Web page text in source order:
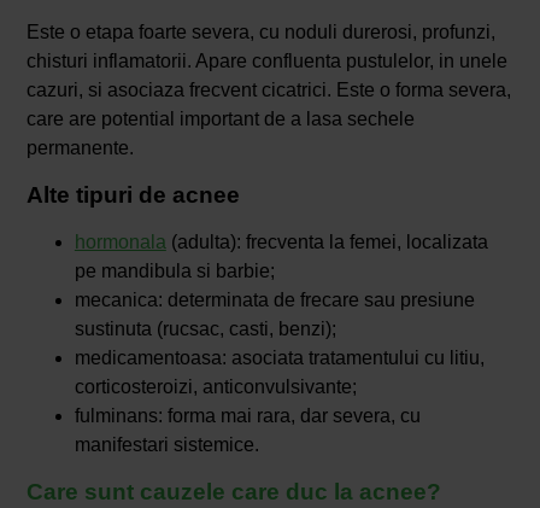
Este o etapa foarte severa, cu noduli durerosi, profunzi,
chisturi inflamatorii. Apare confluenta pustulelor, in unele
cazuri, si asociaza frecvent cicatrici. Este o forma severa,
care are potential important de a lasa sechele
permanente.
Alte tipuri de acnee
hormonala (adulta): frecventa la femei, localizata
pe mandibula si barbie;
mecanica: determinata de frecare sau presiune
sustinuta (rucsac, casti, benzi);
medicamentoasa: asociata tratamentului cu litiu,
corticosteroizi, anticonvulsivante;
fulminans: forma mai rara, dar severa, cu
manifestari sistemice.
Care sunt cauzele care duc la acnee?